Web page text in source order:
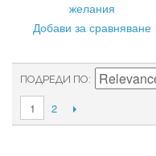
желания
Добави за сравняване
ПОДРЕДИ ПО
1 2